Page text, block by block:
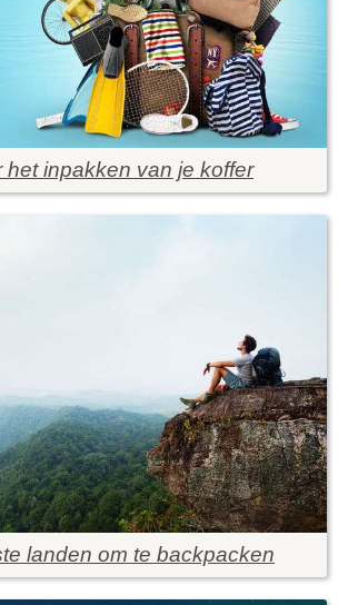
het inpakken van je koffer
landen om te backpacken